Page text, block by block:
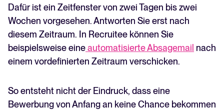
Dafür ist ein Zeitfenster von zwei Tagen bis zwei
Wochen vorgesehen. Antworten Sie erst nach
diesem Zeitraum. In Recruitee können Sie
beispielsweise eineautomatisierte Absagemail nach
einem vordefinierten Zeitraum verschicken.
So entsteht nicht der Eindruck, dass eine
Bewerbung von Anfang an keine Chance bekommen